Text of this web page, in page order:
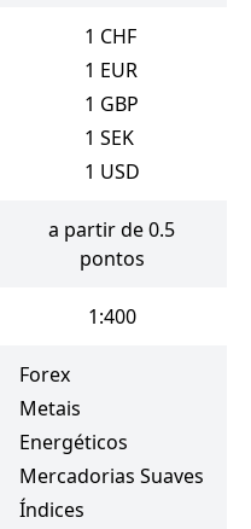
1 CHF
1 EUR
1 GBP
1 SEK
1 USD
a partir de 0.5
pontos
1:400
Forex
Metais
Energéticos
Mercadorias Suaves
Índices